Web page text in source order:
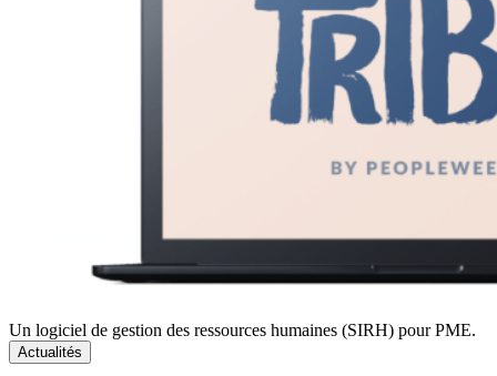
Un logiciel de gestion des ressources humaines (SIRH) pour PME.
Actualités